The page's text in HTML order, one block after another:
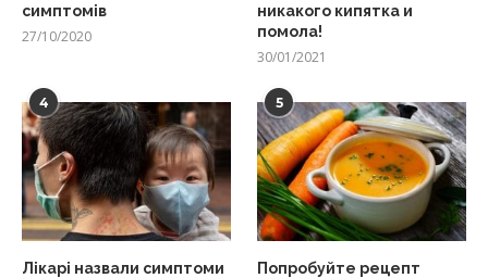
симптомів
27/10/2020
никакого кипятка и
помола!
30/01/2021
4
Лікарі назвали симптоми
5
Попробуйте рецепт